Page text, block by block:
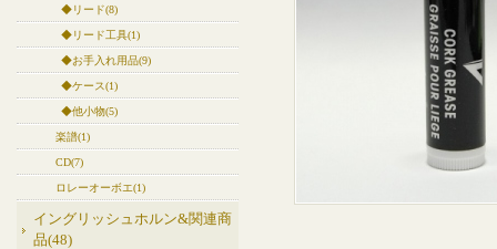
◆リード(8)
◆リード工具(1)
◆お手入れ用品(9)
◆ケース(1)
◆他小物(5)
楽譜(1)
CD(7)
ロレーオーボエ(1)
イングリッシュホルン&関連商
品(48)